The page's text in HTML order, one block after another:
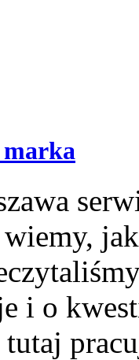
marka
i o